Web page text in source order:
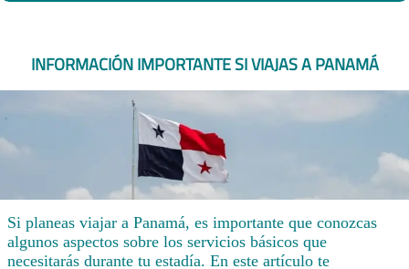
INFORMACIÓN IMPORTANTE SI VIAJAS A PANAMÁ
Si planeas viajar a Panamá, es importante que conozcas
algunos aspectos sobre los servicios básicos que
necesitarás durante tu estadía. En este artículo te